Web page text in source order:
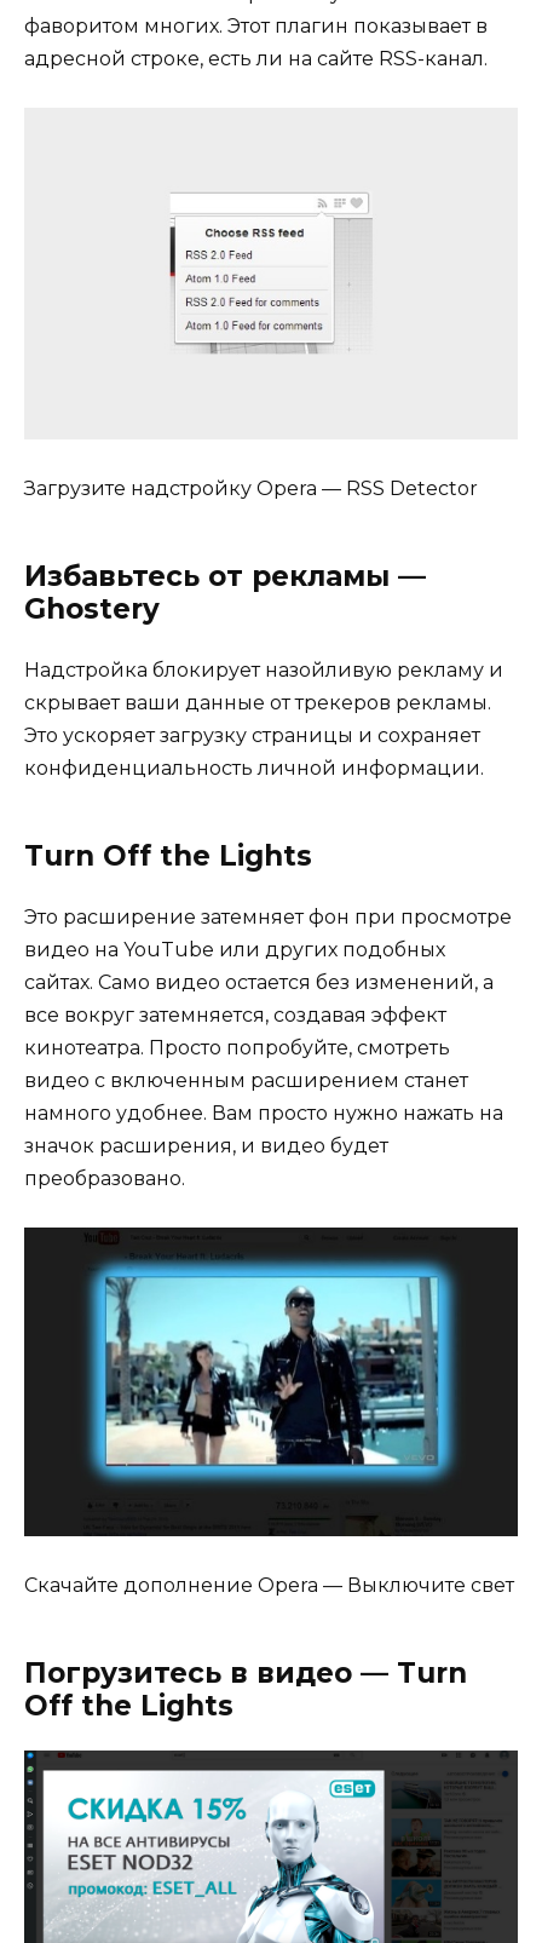
фаворитом многих. Этот плагин показывает в
адресной строке, есть ли на сайте RSS-канал.
Загрузите надстройку Opera — RSS Detector
Избавьтесь от рекламы —
Ghostery
Надстройка блокирует назойливую рекламу и
скрывает ваши данные от трекеров рекламы.
Это ускоряет загрузку страницы и сохраняет
конфиденциальность личной информации.
Turn Off the Lights
Это расширение затемняет фон при просмотре
видео на YouTube или других подобных
сайтах. Само видео остается без изменений, а
все вокруг затемняется, создавая эффект
кинотеатра. Просто попробуйте, смотреть
видео с включенным расширением станет
намного удобнее. Вам просто нужно нажать на
значок расширения, и видео будет
преобразовано.
Скачайте дополнение Opera — Выключите свет
Погрузитесь в видео — Turn
Off the Lights